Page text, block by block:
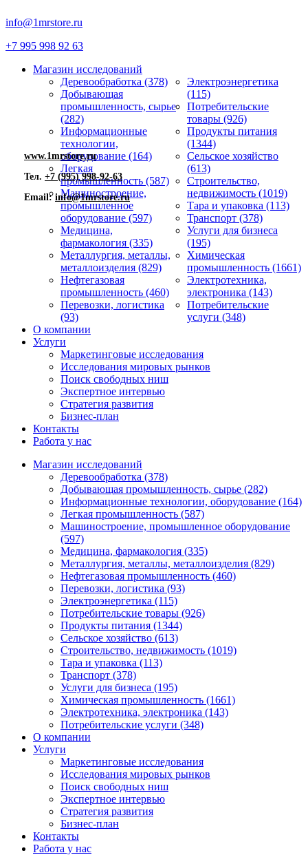
info@1mrstore.ru
+7 995 998 92 63
Магазин исследований
Деревообработка (378)
Добывающая
промышленность, сырье
(282)
Информационные
технологии,
оборудование (164)
Легкая
промышленность (587)
Машиностроение,
промышленное
оборудование (597)
Медицина,
фармакология (335)
Металлургия, металлы,
металлоизделия (829)
Нефтегазовая
промышленность (460)
Перевозки, логистика
(93)
Электроэнергетика
(115)
Потребительские
товары (926)
Продукты питания
(1344)
Сельское хозяйство
(613)
Строительство,
недвижимость (1019)
Тара и упаковка (113)
Транспорт (378)
Услуги для бизнеса
(195)
Химическая
промышленность (1661)
Электротехника,
электроника (143)
Потребительские
услуги (348)
О компании
Услуги
Маркетинговые исследования
Исследования мировых рынков
Поиск свободных ниш
Экспертное интервью
Стратегия развития
Бизнес-план
Контакты
Работа у нас
Магазин исследований
Деревообработка (378)
Добывающая промышленность, сырье (282)
Информационные технологии, оборудование (164)
Легкая промышленность (587)
Машиностроение, промышленное оборудование
(597)
Медицина, фармакология (335)
Металлургия, металлы, металлоизделия (829)
Нефтегазовая промышленность (460)
Перевозки, логистика (93)
Электроэнергетика (115)
Потребительские товары (926)
Продукты питания (1344)
Сельское хозяйство (613)
Строительство, недвижимость (1019)
Тара и упаковка (113)
Транспорт (378)
Услуги для бизнеса (195)
Химическая промышленность (1661)
Электротехника, электроника (143)
Потребительские услуги (348)
О компании
Услуги
Маркетинговые исследования
Исследования мировых рынков
Поиск свободных ниш
Экспертное интервью
Стратегия развития
Бизнес-план
Контакты
Работа у нас
www.1mrstore.ru
Тел. +7 (995) 998-92-63
Email:info@1mrstore.ru